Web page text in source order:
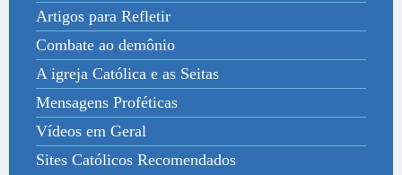
Artigos para Refletir
Combate ao demônio
A igreja Católica e as Seitas
Mensagens Proféticas
Vídeos em Geral
Sites Católicos Recomendados